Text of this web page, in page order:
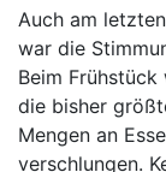
Auch am
war die
Beim Frühstück
die bisher
Mengen an
verschlungen.